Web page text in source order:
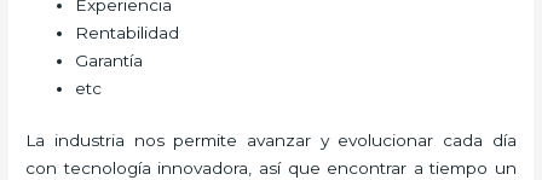
Experiencia
Rentabilidad
Garantía
etc
La industria nos permite avanzar y evolucionar cada día
con tecnología innovadora, así que encontrar a tiempo un